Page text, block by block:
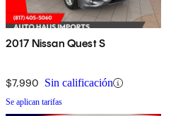
2017 Nissan Quest S
$7,990 Sin calificación
Se aplican tarifas